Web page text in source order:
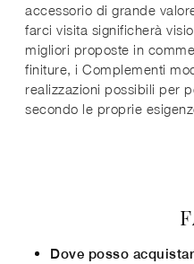
accessorio di grande
farci visita significherà
migliori proposte in
finiture, i Complementi
realizzazioni possibili per
secondo le proprie
Dove posso